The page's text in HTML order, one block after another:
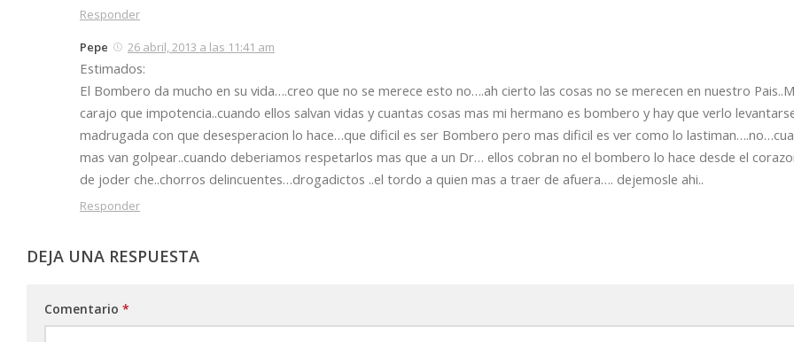
Responder
Pepe 26 abril, 2013 a las 11:41 am
Estimados:
El Bombero da mucho en su vida….creo que no se merece esto no….ah cierto las cosas no se merecen en nuestro
carajo que impotencia..cuando ellos salvan vidas y cuantas cosas mas mi hermano es bombero y hay que verlo
madrugada con que desesperacion lo hace…que dificil es ser Bombero pero mas dificil es ver como lo
mas van golpear..cuando deberiamos respetarlos mas que a un Dr… ellos cobran no el bombero lo hace desde el
de joder che..chorros delincuentes…drogadictos ..el tordo a quien mas a traer de afuera…. dejemosle ahi..
Responder
DEJA UNA RESPUESTA
Comentario *